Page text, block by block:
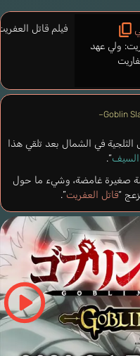
الثلجية في الشمال بعد تلقي هذا
السيف”.
صغيرة غامضة، وشيء ما حول
“قاتل العفريت”.
ولي عهد
فيلم قاتل